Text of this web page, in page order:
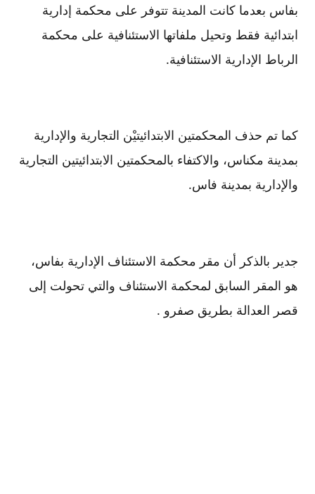
بفاس بعدما كانت المدينة تتوفر على محكمة إدارية
ابتدائية فقط وتحيل ملفاتها الاستئنافية على محكمة
الرباط الإدارية الاستئنافية.
كما تم حذف المحكمتين الابتدائيتيْن التجارية والإدارية
بمدينة مكناس، والاكتفاء بالمحكمتين الابتدائيتين التجارية
والإدارية بمدينة فاس.
جدير بالذكر أن مقر محكمة الاستئناف الإدارية بفاس،
هو المقر السابق لمحكمة الاستئناف والتي تحولت إلى
قصر العدالة بطريق صفرو .